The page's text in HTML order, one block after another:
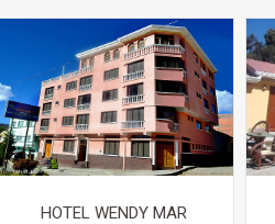
HOTEL WENDY MAR